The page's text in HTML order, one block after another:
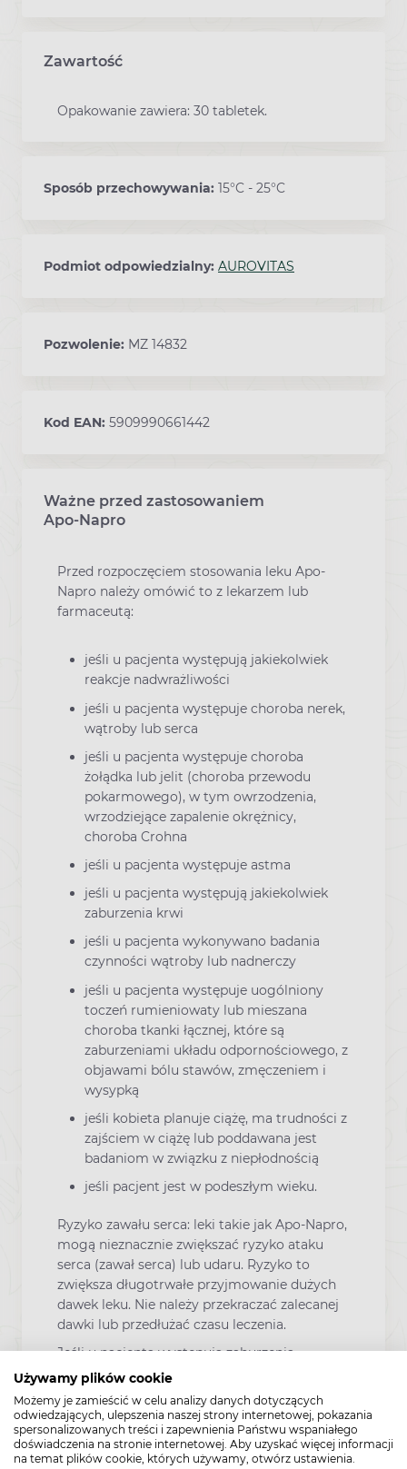
Używamy plików cookie
Możemy je zamieścić w celu analizy danych dotyczących
odwiedzających, ulepszenia naszej strony internetowej, pokazania
spersonalizowanych treści i zapewnienia Państwu wspaniałego
doświadczenia na stronie internetowej. Aby uzyskać więcej informacji
na temat plików cookie, których używamy, otwórz ustawienia.
Zawartość
Opakowanie zawiera: 30 tabletek.
Sposób przechowywania: 15°C - 25°C
Podmiot odpowiedzialny: AUROVITAS
Pozwolenie: MZ 14832
Kod EAN: 5909990661442
Ważne przed zastosowaniem
Ostrzeżenia dotyczące stosowania leku
Apo-Napro
Przed rozpoczęciem stosowania leku Apo-
Napro należy omówić to z lekarzem lub
farmaceutą:
jeśli u pacjenta występują jakiekolwiek
reakcje nadwrażliwości
jeśli u pacjenta występuje choroba nerek,
wątroby lub serca
jeśli u pacjenta występuje choroba
żołądka lub jelit (choroba przewodu
pokarmowego), w tym owrzodzenia,
wrzodziejące zapalenie okrężnicy,
choroba Crohna
jeśli u pacjenta występuje astma
jeśli u pacjenta występują jakiekolwiek
zaburzenia krwi
jeśli u pacjenta wykonywano badania
czynności wątroby lub nadnerczy
jeśli u pacjenta występuje uogólniony
toczeń rumieniowaty lub mieszana
choroba tkanki łącznej, które są
zaburzeniami układu odpornościowego, z
objawami bólu stawów, zmęczeniem i
wysypką
jeśli kobieta planuje ciążę, ma trudności z
zajściem w ciążę lub poddawana jest
badaniom w związku z niepłodnością
jeśli pacjent jest w podeszłym wieku.
Ryzyko zawału serca: leki takie jak Apo-Napro,
mogą nieznacznie zwiększać ryzyko ataku
serca (zawał serca) lub udaru. Ryzyko to
zwiększa długotrwałe przyjmowanie dużych
dawek leku. Nie należy przekraczać zalecanej
dawki lub przedłużać czasu leczenia.
Jeśli u pacjenta występują zaburzenia
czynności serca, pacjent przebył udar lub
podejrzewa, że występuje ryzyko tych
zaburzeń (na przykład, jeśli u pacjenta
występuje zwiększone ciśnienie krwi,
cukrzyca, zwiększone stężenie cholesterolu